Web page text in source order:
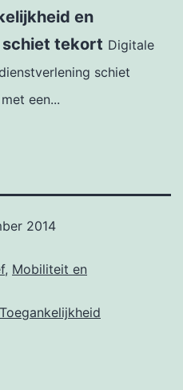
en
tekort Digitale
schiet
een...
2014
, Mobiliteit en
Toegankelijkheid